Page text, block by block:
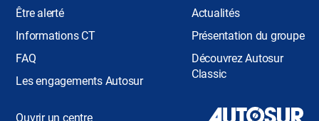
Être alerté
Informations CT
FAQ
Les engagements Autosur
Actualités
Présentation du groupe
Découvrez Autosur
Classic
Ouvrir un centre